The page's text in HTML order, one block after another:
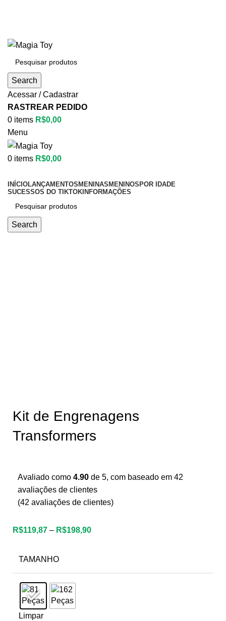
Search
Acessar / Cadastrar
RASTREAR PEDIDO
0 items R$0,00
Menu
0 items R$0,00
INÍCIOLANÇAMENTOSMENINASMENINOSPOR IDADE
SUCESSOS DO TIKTOKINFORMAÇÕES
Search
Kit de Engrenagens
Transformers
Avaliado como 4.90 de 5, com baseado em 42
avaliações de clientes
(42 avaliações de clientes)
R$119,87 – R$198,90
TAMANHO
Limpar